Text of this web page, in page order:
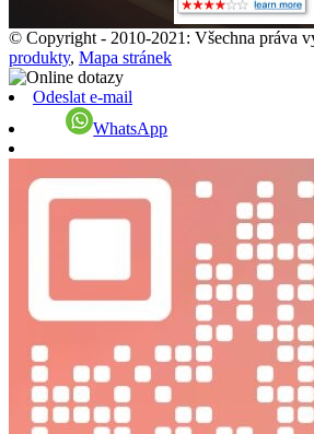
© Copyright - 2010-2021: Všechna práva
produkty, Mapa stránek
Odeslat e-mail
WhatsApp